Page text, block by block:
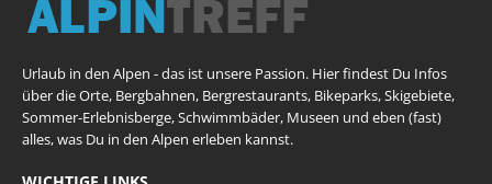
Urlaub in den Alpen - das ist unsere Passion. Hier findest Du Infos
über die Orte, Bergbahnen, Bergrestaurants, Bikeparks, Skigebiete,
Sommer-Erlebnisberge, Schwimmbäder, Museen und eben (fast)
alles, was Du in den Alpen erleben kannst.